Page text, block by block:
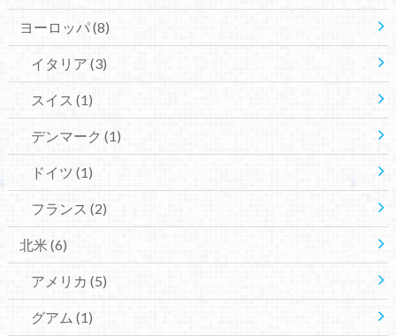
ヨーロッパ(8)
イタリア (3)
スイス (1)
デンマーク (1)
ドイツ (1)
フランス (2)
北米 (6)
アメリカ (5)
グアム (1)